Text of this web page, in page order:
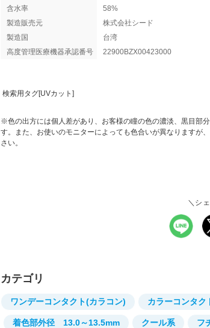
含水率
58%
製造販売元
株式会社シード
製造国
台湾
高度管理医療機器承認番号
22900BZX00423000
検索用タグ[UVカット]
※色の出方には個人差があり、お客様の瞳の色の濃淡、黒目部
す。また、お使いのモニターによっても色合いが異なりますが
さい。
＼シ
カテゴリ
ワンデーコンタクト(カラコン) カラーコンタク
着色部外径 13.0～13.5mm クール系 フ